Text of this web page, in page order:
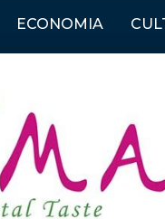
ECONOMIA
"CONTA E